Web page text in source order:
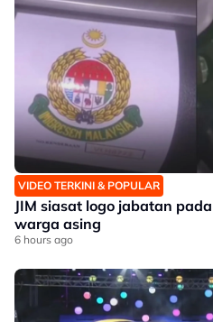
VIDEO TERKINI & POPULAR
JIM siasat logo jabatan
warga asing
6 hours ago